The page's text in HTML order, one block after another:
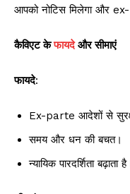
आपको नोटिस मिलेगा और
कैविएट केफायदेऔर सीमाएं
फायदे:
Ex-parte आदेशों से
समय और धन की बचत।
न्यायिक पारदर्शिता बढ़ाता